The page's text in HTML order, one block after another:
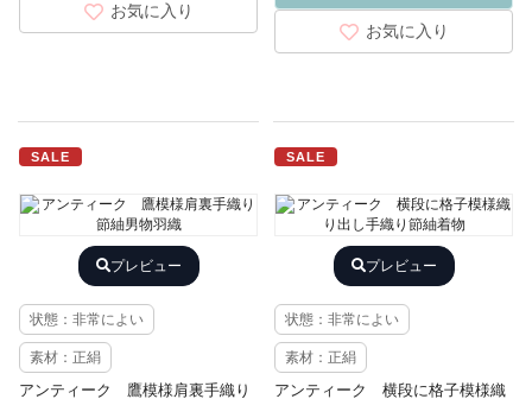
お気に入り
お気に入り
SALE
プレビュー
状態：非常によい
素材：正絹
アンティーク 鷹模様肩裏手織り
SALE
プレビュー
状態：非常によい
素材：正絹
アンティーク 横段に格子模様織